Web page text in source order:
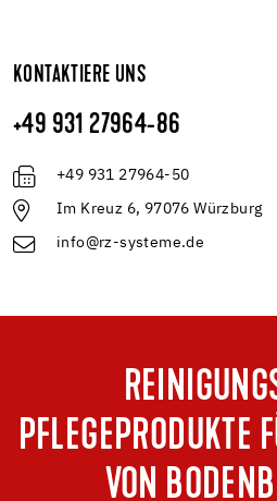
KONTAKTIERE UNS
+49 931 27964-86
+49 931 27964-50
Im Kreuz 6, 97076 Würzburg
info@rz-systeme.de
PFLEGEPRODUKTE
VON